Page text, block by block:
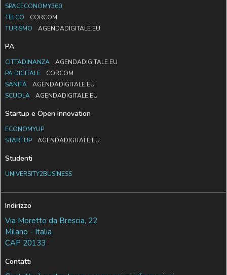
SPACECONOMY360
TELCO
CORCOM
TURISMO
AGENDADIGITALE.EU
PA
CITTADINANZA
AGENDADIGITALE.EU
PA DIGITALE
CORCOM
SANITÀ
AGENDADIGITALE.EU
SCUOLA
AGENDADIGITALE.EU
Startup e Open Innovation
ECONOMYUP
STARTUP
AGENDADIGITALE.EU
Studenti
UNIVERSITY2BUSINESS
Indirizzo
Via Moretto da Brescia, 22
Milano - Italia
CAP 20133
Contatti